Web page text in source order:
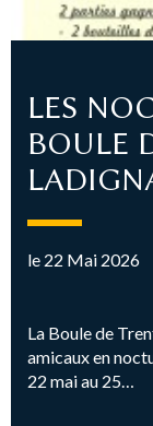
LES
BOULE
le 22 Mai 2026
La Boule de
amicaux en
22 mai au 25…